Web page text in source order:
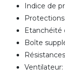
Indice de
Etanchéité
Boîte